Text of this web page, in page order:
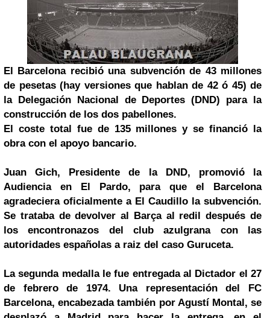
El Barcelona recibió una subvención de 43 millones
de pesetas (hay versiones que hablan de 42 ó 45) de
la Delegación Nacional de Deportes (DND) para la
construcción de los dos pabellones.
El coste total fue de 135 millones y se financió la
obra con el apoyo bancario.
Juan Gich, Presidente de la DND, promovió la
Audiencia en El Pardo, para que el Barcelona
agradeciera oficialmente a El Caudillo la subvención.
Se trataba de devolver al Barça al redil después de
los encontronazos del club azulgrana con las
autoridades españolas a raiz del caso Guruceta.
La segunda medalla le fue entregada al Dictador el 27
de febrero de 1974. Una representación del FC
Barcelona, encabezada también por Agustí Montal, se